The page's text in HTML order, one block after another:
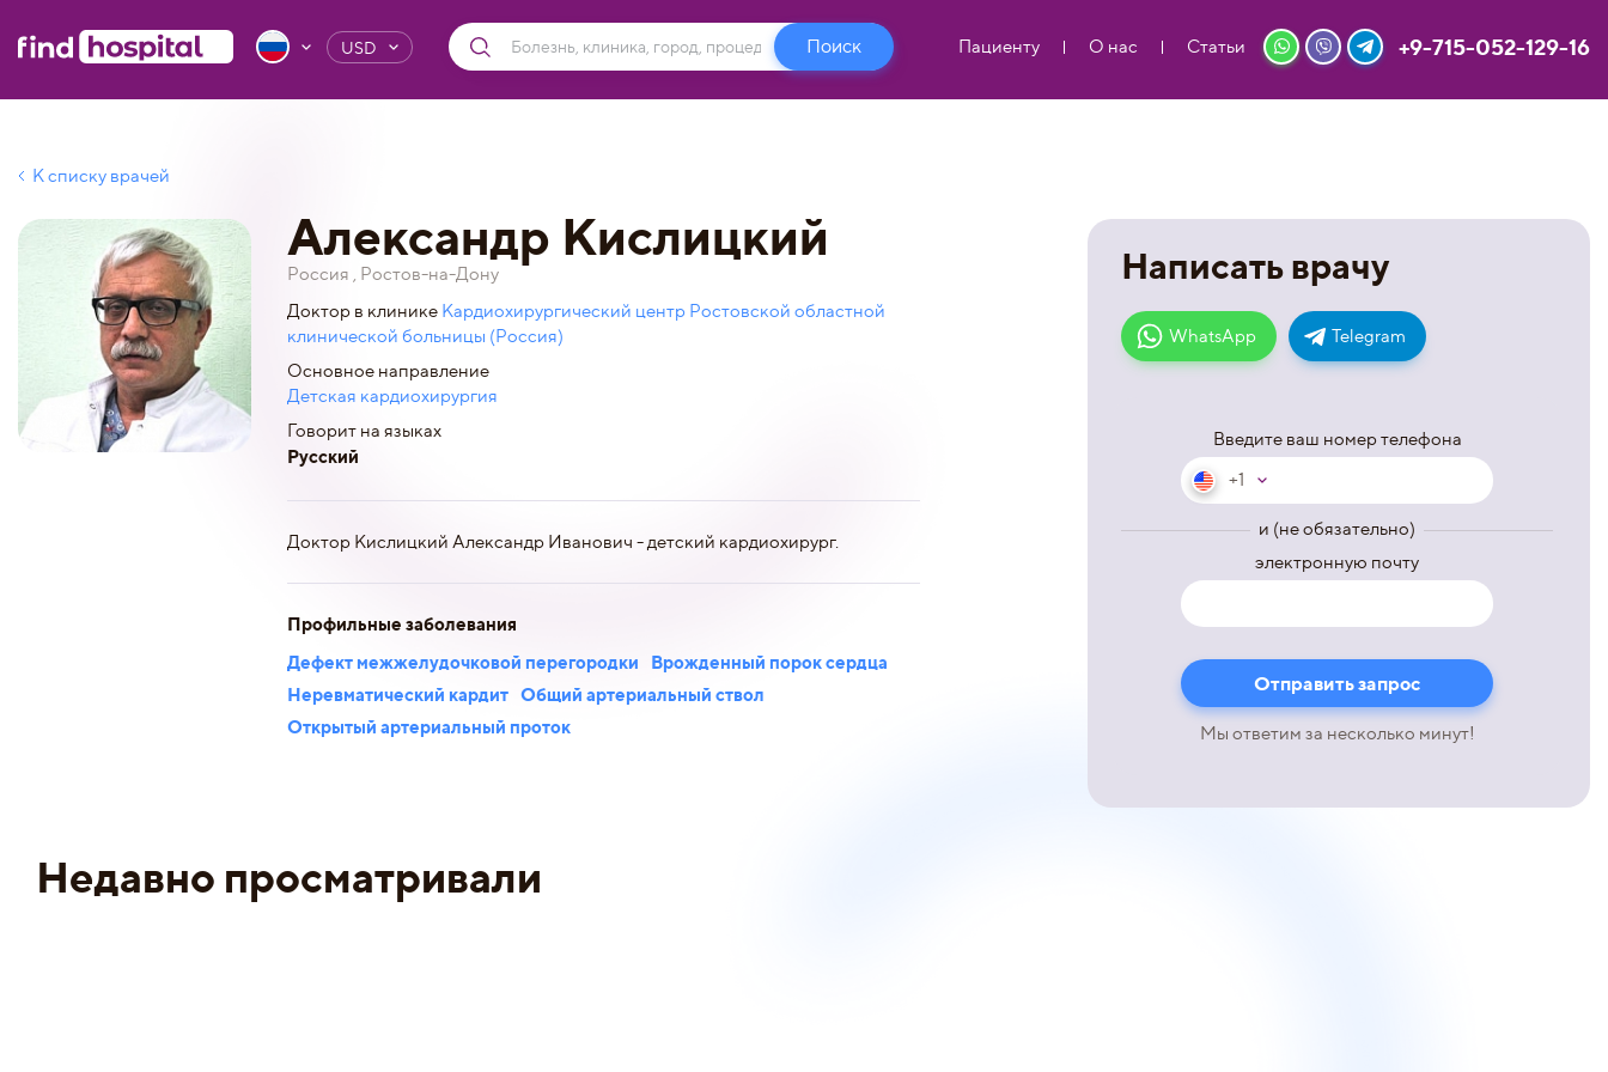
USD Пациенту О нас Статьи +9-715-052-129-16
К списку врачей
Написать врачу
WhatsApp Telegram
Введите ваш номер телефона
+1
и (не обязательно)
электронную почту
Мы ответим за несколько минут!
Александр Кислицкий
Россия , Ростов-на-Дону
Доктор в клинике Кардиохирургический центр Ростовской областной
клинической больницы (Россия)
Основное направление
Детская кардиохирургия
Говорит на языках
Русский
Доктор Кислицкий Александр Иванович - детский кардиохирург.
Профильные заболевания
Дефект межжелудочковой перегородки
Врожденный порок сердца
Неревматический кардит Общий артериальный ствол
Открытый артериальный проток
Недавно просматривали